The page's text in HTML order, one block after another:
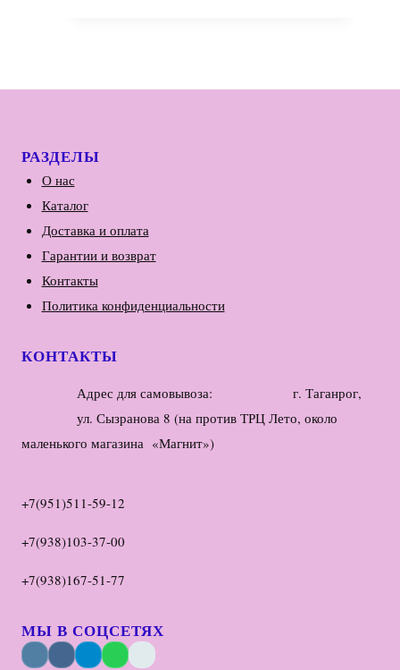
РАЗДЕЛЫ
О нас
Каталог
Доставка и оплата
Гарантии и возврат
Контакты
Политика конфиденциальности
КОНТАКТЫ
Адрес для самовывоза: г. Таганрог,
ул. Сызранова 8 (на против ТРЦ Лето, около
маленького магазина «Магнит»)
+7(951)511-59-12
+7(938)103-37-00
+7(938)167-51-77
МЫ В СОЦСЕТЯХ